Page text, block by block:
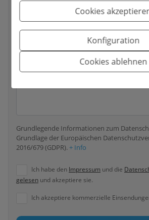
Ihre Telefonnummer*
Grundlegende Informationen zum
Grundlage der Europäischen
2016/679 (GDPR). + Info
Ich habe den Impressum und die
gelesen und akzeptiere sie.
Ich akzeptiere kommerzielle
Cookies
Konfiguration
Cookies ablehnen